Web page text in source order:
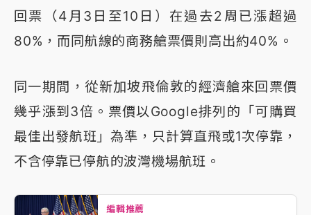
回票（4月3日至10日）在過去2周已漲超過
80%，而同航線的商務艙票價則高出約40%。
同一期間，從新加坡飛倫敦的經濟艙來回票價
幾乎漲到3倍。票價以Google排列的「可購買
最佳出發航班」為準，只計算直飛或1次停靠，
不含停靠已停航的波灣機場航班。
編輯推薦